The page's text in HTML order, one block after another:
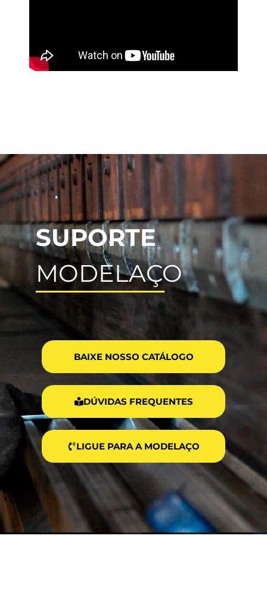
SUPORTE
MODELAÇO
BAIXE NOSSO CATÁLOGO
DÚVIDAS FREQUENTES
LIGUE PARA A MODELAÇO